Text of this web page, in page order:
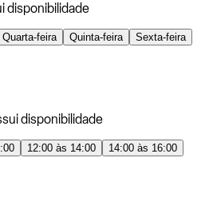
disponibilidade
Quarta-feira Quinta-feira
Sexta-feira
disponibilidade
12:00 às 14:00
14:00 às 16:00